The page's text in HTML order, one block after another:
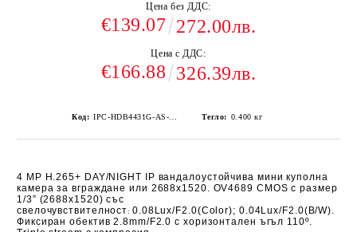
Цена без ДДС:
€139.07 272.00лв.
Цена с ДДС:
€166.88 326.39лв.
Код: Тегло: 0.400 кг
4 MP H.265+ DAY/NIGHT IP вандалоустойчива мини куполна
камера за вграждане или 2688x1520. OV4689 CMOS с размер
1/3” (2688x1520) със
свелочувствителност: 0.08Lux/F2.0(Color); 0.04Lux/F2.0(B/W).
Фиксиран обектив 2.8mm/F2.0 с хоризонтален ъгъл 110º.